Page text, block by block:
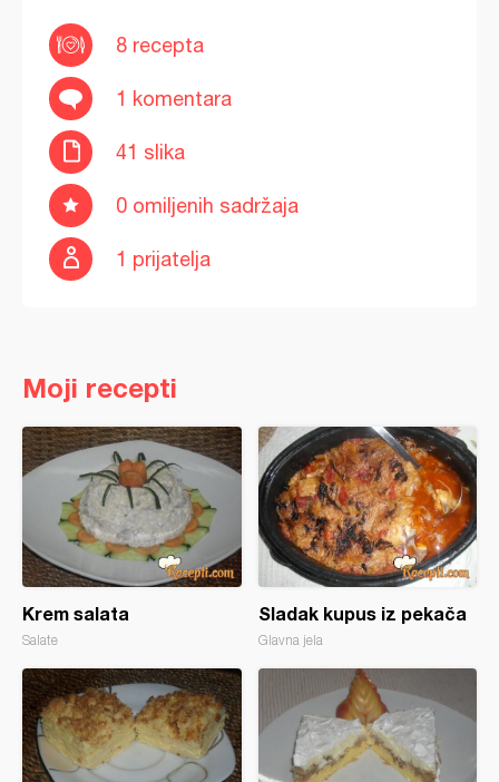
8 recepta
1 komentara
41 slika
0 omiljenih sadržaja
1 prijatelja
Moji recepti
Krem salata
Salate
Sladak kupus iz pekača
Glavna jela